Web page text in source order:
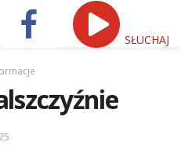
SŁUCHAJ